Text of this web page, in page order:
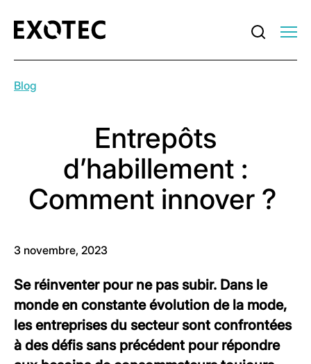
Blog
Entrepôts
d’habillement :
Comment innover ?
3 novembre, 2023
Se réinventer pour ne pas subir. Dans le
monde en constante évolution de la mode,
les entreprises du secteur sont confrontées
à des défis sans précédent pour répondre